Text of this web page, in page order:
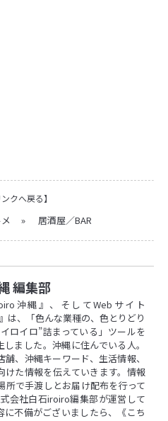
ンクへ戻る】
» 居酒屋／BAR
編集部
沖縄』、そしてWebサイト
は、「色んな業種の、色とりどり
ロイロ”詰まっている」ツールを
しました。沖縄に住んでいる人。
、沖縄キーワード、生活情報、
た情報を伝えていきます。情報
所で手渡しとお届け配布を行って
会社白石iroiro編集部が運営して
不備がございましたら、
《こち